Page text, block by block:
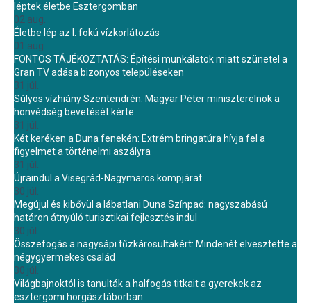
léptek életbe Esztergomban
02 aug.
Életbe lép az I. fokú vízkorlátozás
01 aug.
FONTOS TÁJÉKOZTATÁS: Építési munkálatok miatt szünetel a
Gran TV adása bizonyos településeken
31 júl.
Súlyos vízhiány Szentendrén: Magyar Péter miniszterelnök a
honvédség bevetését kérte
31 júl.
Két keréken a Duna fenekén: Extrém bringatúra hívja fel a
figyelmet a történelmi aszályra
31 júl.
Újraindul a Visegrád-Nagymaros kompjárat
30 júl.
Megújul és kibővül a lábatlani Duna Színpad: nagyszabású
határon átnyúló turisztikai fejlesztés indul
30 júl.
Összefogás a nagysápi tűzkárosultakért: Mindenét elvesztette a
négygyermekes család
30 júl.
Világbajnoktól is tanulták a halfogás titkait a gyerekek az
esztergomi horgásztáborban